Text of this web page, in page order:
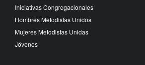
Iniciativas Congregacionales
Hombres Metodistas Unidos
Mujeres Metodistas Unidas
Jóvenes